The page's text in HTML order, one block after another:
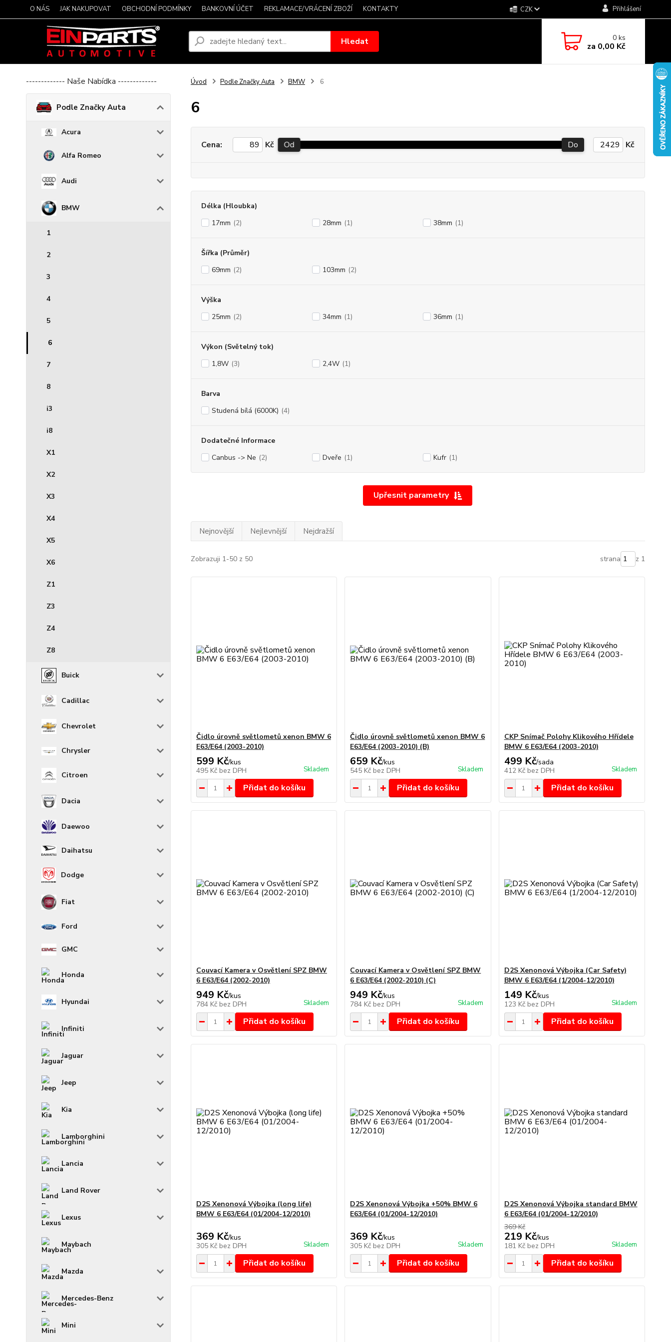
O NÁS JAK NAKUPOVAT OBCHODNÍ PODMÍNKY BANKOVNÍ ÚČET REKLAMACE/VRÁCENÍ ZBOŽÍ KONTAKTY CZK Přihlášení
Hledat 0ks
za 0,00 Kč
------------- Naše Nabídka -------------
Podle Značky Auta
Acura
Alfa Romeo
Audi
BMW
1
2
3
4
5
6
7
8
i3
i8
X1
X2
X3
X4
X5
X6
Z1
Z3
Z4
Z8
Buick
Cadillac
Chevrolet
Chrysler
Citroen
Dacia
Daewoo
Daihatsu
Dodge
Fiat
Ford
GMC
Honda
Hyundai
Infiniti
Jaguar
Jeep
Kia
Lamborghini
Lancia
Land Rover
Lexus
Maybach
Mazda
Mercedes-Benz
Mini
Úvod Podle Značky Auta BMW 6
6
Upřesnit parametry
Cena: Kč Od Do Kč
Délka (Hloubka)
17mm (2) 28mm (1) 38mm (1)
Šířka (Průměr)
69mm (2) 103mm (2)
Výška
25mm (2) 34mm (1) 36mm (1)
Výkon (Světelný tok)
1,8W (3) 2,4W (1)
Barva
Studená bílá (6000K) (4)
Dodatečné Informace
Canbus -> Ne (2) Dveře (1) Kufr (1)
Nejnovější Nejlevnější Nejdražší
Zobrazuji 1-50 z 50 strana z 1
Čidlo úrovně světlometů xenon BMW 6
E63/E64 (2003-2010)
599 Kč/kus
495 Kč bez DPH Skladem
Přidat do košíku
Čidlo úrovně světlometů xenon BMW 6
E63/E64 (2003-2010) (B)
659 Kč/kus
545 Kč bez DPH Skladem
Přidat do košíku
CKP Snímač Polohy Klikového Hřídele
BMW 6 E63/E64 (2003-2010)
499 Kč/sada
412 Kč bez DPH Skladem
Přidat do košíku
Couvací Kamera v Osvětlení SPZ BMW
6 E63/E64 (2002-2010)
949 Kč/kus
784 Kč bez DPH Skladem
Přidat do košíku
Couvací Kamera v Osvětlení SPZ BMW
6 E63/E64 (2002-2010) (C)
949 Kč/kus
784 Kč bez DPH Skladem
Přidat do košíku
D2S Xenonová Výbojka (Car Safety)
BMW 6 E63/E64 (1/2004-12/2010)
149 Kč/kus
123 Kč bez DPH Skladem
Přidat do košíku
D2S Xenonová Výbojka (long life)
BMW 6 E63/E64 (01/2004-12/2010)
369 Kč/kus
305 Kč bez DPH Skladem
Přidat do košíku
D2S Xenonová Výbojka +50% BMW 6
E63/E64 (01/2004-12/2010)
369 Kč/kus
305 Kč bez DPH Skladem
Přidat do košíku
D2S Xenonová Výbojka standard BMW
6 E63/E64 (01/2004-12/2010)
369 Kč
219 Kč/kus
181 Kč bez DPH Skladem
Přidat do košíku